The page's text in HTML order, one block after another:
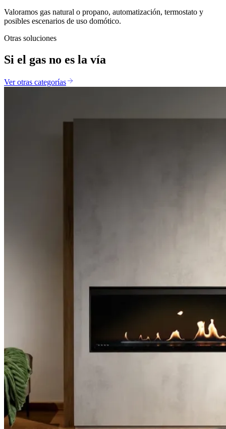
Valoramos gas natural o propano, automatización, termostato y
posibles escenarios de uso domótico.
Otras soluciones
Si el gas no es la vía
Ver otras categorías